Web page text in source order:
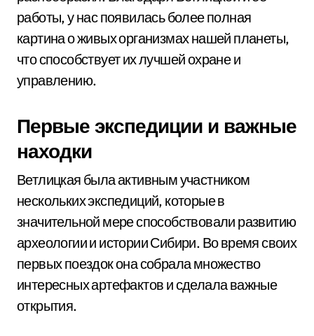
работы, у нас появилась более полная
картина о живых организмах нашей планеты,
что способствует их лучшей охране и
управлению.
Первые экспедиции и важные
находки
Ветлицкая была активным участником
нескольких экспедиций, которые в
значительной мере способствовали развитию
археологии и истории Сибири. Во время своих
первых поездок она собрала множество
интересных артефактов и сделала важные
открытия.